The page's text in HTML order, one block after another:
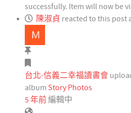
successfully. Item will now be
陳淑貞 reacted to this post
台北-信義二幸福讀書會
album Story Photos
5 年前編輯中